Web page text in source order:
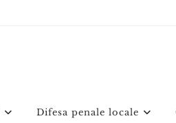
Difesa penale locale